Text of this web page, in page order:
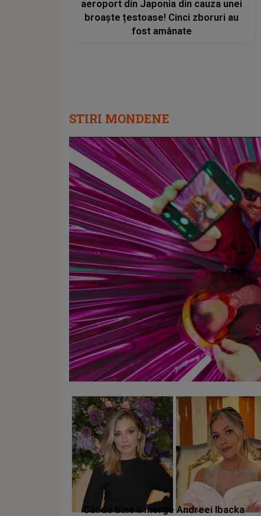
aeroport din Japonia din cauza unei
broaște țestoase! Cinci zboruri au
fost amânate
STIRI MONDENE
Cât de bine îi merge Andreei Ibacka